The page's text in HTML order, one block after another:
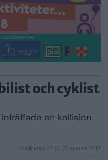
och cyklist
en kollision
Publicerad 22:35, 22 augusti 2017